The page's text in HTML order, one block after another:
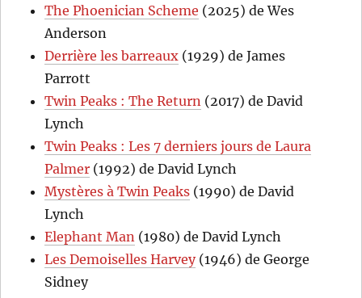
The Phoenician Scheme (2025) de Wes
Anderson
Derrière les barreaux (1929) de James
Parrott
Twin Peaks : The Return (2017) de David
Lynch
Twin Peaks : Les 7 derniers jours de Laura
Palmer (1992) de David Lynch
Mystères à Twin Peaks (1990) de David
Lynch
Elephant Man (1980) de David Lynch
Les Demoiselles Harvey(1946) de George
Sidney